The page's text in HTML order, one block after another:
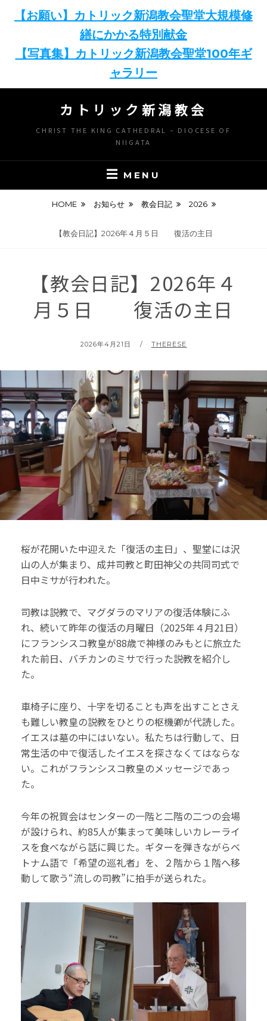
【お願い】カトリック新潟教会聖堂大規模修
繕にかかる特別献金
【写真集】カトリック新潟教会聖堂100年ギ
ャラリー
content
カトリック新潟教会
CHRIST THE KING CATHEDRAL – DIOCESE OF
NIIGATA
MENU
HOME お知らせ 教会日記 2026
【教会日記】2026年４月５日 復活の主日
【教会日記】2026年４
月５日 復活の主日
POSTED
2026年4月21日 BY
THERESE
桜が花開いた中迎えた「復活の主日」、聖堂には沢
山の人が集まり、成井司教と町田神父の共同司式で
日中ミサが行われた。
司教は説教で、マグダラのマリアの復活体験にふ
れ、続いて昨年の復活の月曜日（2025年４月21日）
にフランシスコ教皇が88歳で神様のみもとに旅立た
れた前日、バチカンのミサで行った説教を紹介し
た。
車椅子に座り、十字を切ることも声を出すことさえ
も難しい教皇の説教をひとりの枢機卿が代読した。
イエスは墓の中にはいない。私たちは行動して、日
常生活の中で復活したイエスを探さなくてはならな
い。これがフランシスコ教皇のメッセージであっ
た。
今年の祝賀会はセンターの一階と二階の二つの会場
が設けられ、約85人が集まって美味しいカレーライ
スを食べながら話に興じた。ギターを弾きながらベ
トナム語で「希望の巡礼者」を、２階から１階へ移
動して歌う“流しの司教”に拍手が送られた。